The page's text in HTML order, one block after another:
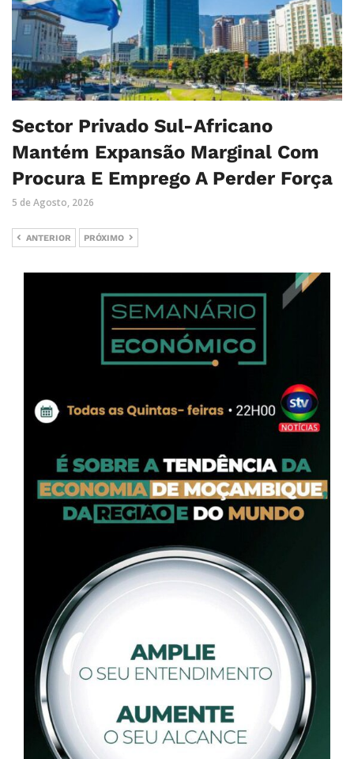
Sector Privado Sul-Africano
Mantém Expansão Marginal Com
Procura E Emprego A Perder Força
5 de Agosto, 2026
ANTERIOR PRÓXIMO